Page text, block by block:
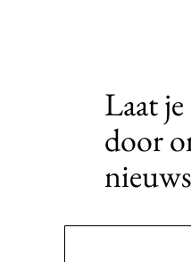
Laat
door